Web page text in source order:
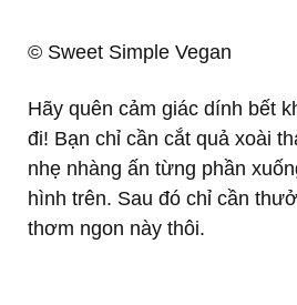
© Sweet Simple Vegan
Hãy quên cảm giác dính bết
đi! Bạn chỉ cần cắt quả xoài
nhẹ nhàng ấn từng phần
hình trên. Sau đó chỉ cần
thơm ngon này thôi.